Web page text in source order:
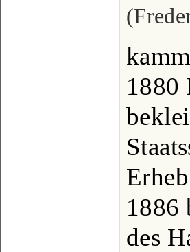
1880
1886
des